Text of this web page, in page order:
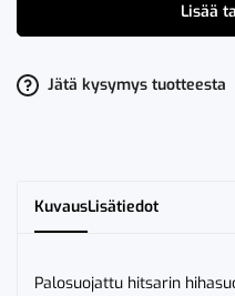
9207
Lisää
Jätä kysymys tuotteesta
KuvausLisätiedot
Palosuojattu hitsarin